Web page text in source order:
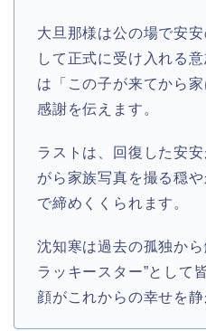
大旦那様は公の場で安
して正式に受け入れる
は「この子が来てから
感謝を伝えます。
ラストは、回復した安
がら家族写真を撮る穏
で締めくくられます。
沈知寒は過去の孤独か
ラッキースター”として
顔がこれからの幸せを静